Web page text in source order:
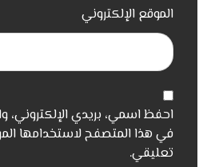
الموقع الإلكتروني
احفظ اسمي، بريدي الإلكتروني،
في هذا المتصفح لاستخدامها
تعليقي.